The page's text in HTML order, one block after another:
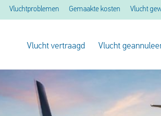
Vluchtproblemen Gemaakte kosten Vlucht
Vlucht vertraagd Vlucht